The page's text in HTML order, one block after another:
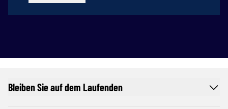
Bleiben Sie auf dem Laufenden